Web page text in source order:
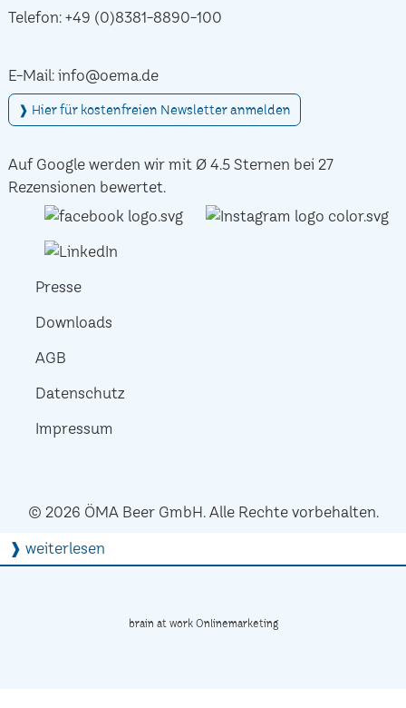
Telefon: +49 (0)8381-8890-100
E-Mail: info@oema.de
❱ Hier für kostenfreien Newsletter anmelden
Auf Google werden wir mit Ø 4.5 Sternen bei 27
Rezensionen bewertet.
Presse
Downloads
AGB
Datenschutz
Impressum
© 2026 ÖMA Beer GmbH. Alle Rechte vorbehalten.
❱ weiterlesen
brain at work Onlinemarketing